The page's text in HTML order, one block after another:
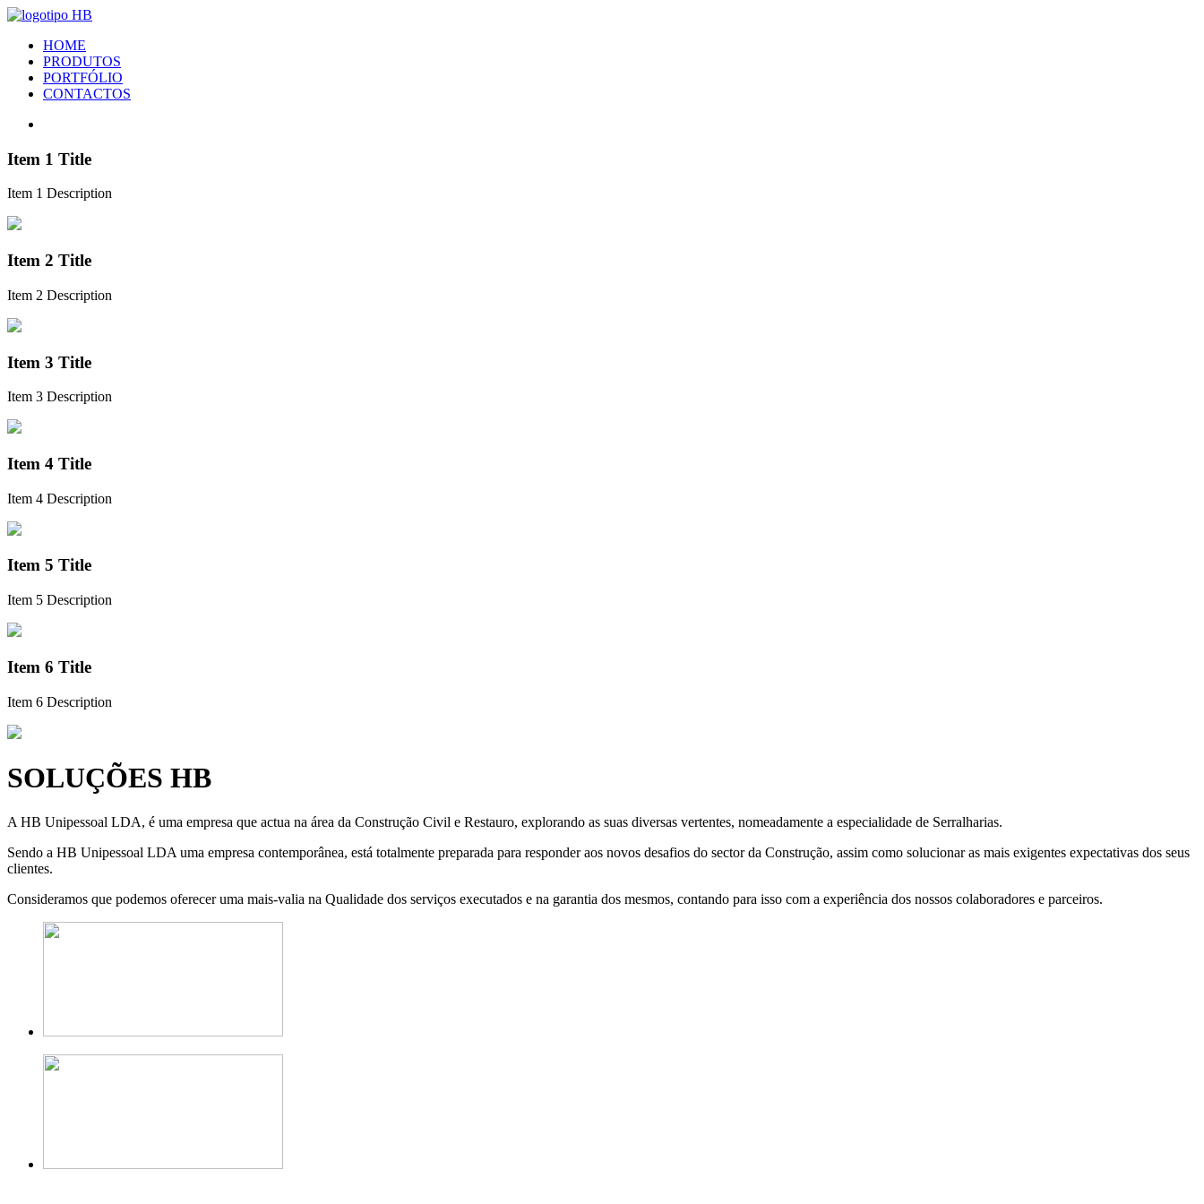
HOME
PRODUTOS
PORTFÓLIO
CONTACTOS
Item 1 Title
Item 1 Description
Item 2 Title
Item 2 Description
Item 3 Title
Item 3 Description
Item 4 Title
Item 4 Description
Item 5 Title
Item 5 Description
Item 6 Title
Item 6 Description
SOLUÇÕES HB
A HB Unipessoal LDA, é uma empresa que actua na área da Construção Civil e Restauro, explorando as suas diversas vertentes, nomeadamente a especialidade de Serralharias.
Sendo a HB Unipessoal LDA uma empresa contemporânea, está totalmente preparada para responder aos novos desafios do sector da Construção, assim como solucionar as mais exigentes expectativas dos seus
clientes.
Consideramos que podemos oferecer uma mais-valia na Qualidade dos serviços executados e na garantia dos mesmos, contando para isso com a experiência dos nossos colaboradores e parceiros.